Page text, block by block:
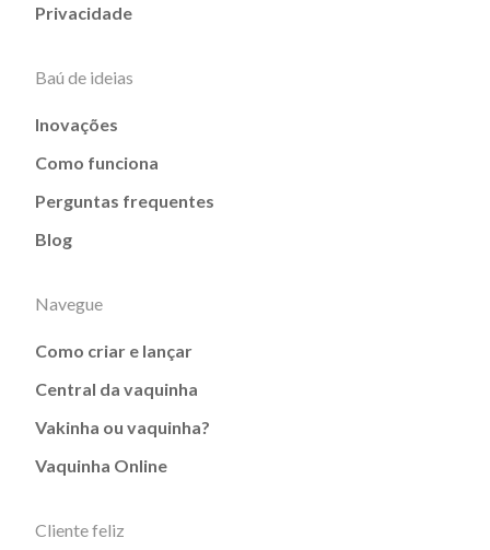
Privacidade
Baú de ideias
Inovações
Como funciona
Perguntas frequentes
Blog
Navegue
Como criar e lançar
Central da vaquinha
Vakinha ou vaquinha?
Vaquinha Online
Cliente feliz